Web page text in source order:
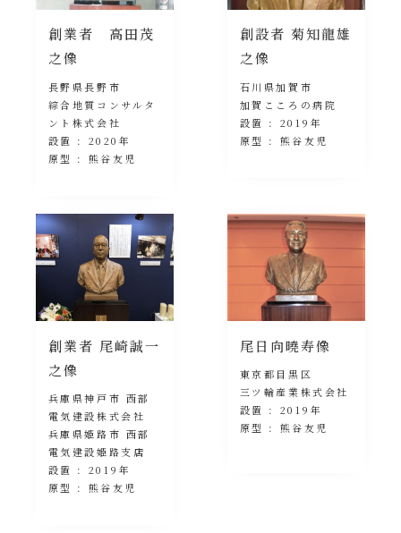
創業者 高田茂
之像
長野県長野市
綜合地質コンサルタ
ント株式会社
設置 : 2020年
原型 : 熊谷友児
創設者 菊知龍雄
之像
石川県加賀市
加賀こころの病院
設置 : 2019年
原型 : 熊谷友児
創業者 尾崎誠一
之像
兵庫県神戸市 西部
電気建設株式会社
兵庫県姫路市 西部
電気建設姫路支店
設置 : 2019年
原型 : 熊谷友児
尾日向曉寿像
東京都目黒区
三ツ輪産業株式会社
設置 : 2019年
原型 : 熊谷友児